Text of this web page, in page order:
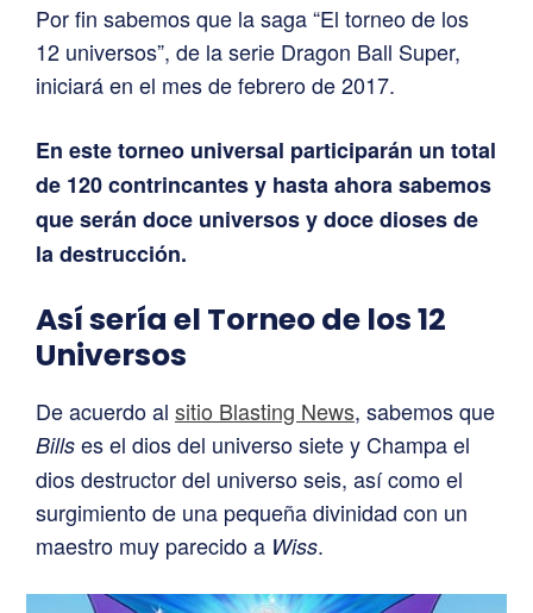
Por fin sabemos que la saga “El torneo de los
12 universos”, de la serie Dragon Ball Super,
iniciará en el mes de febrero de 2017.
En este torneo universal participarán un total
de 120 contrincantes y hasta ahora sabemos
que serán doce universos y doce dioses de
la destrucción.
Así sería el Torneo de los 12
Universos
De acuerdo al sitio Blasting News, sabemos que
Bills es el dios del universo siete y Champa el
dios destructor del universo seis, así como el
surgimiento de una pequeña divinidad con un
maestro muy parecido a Wiss.